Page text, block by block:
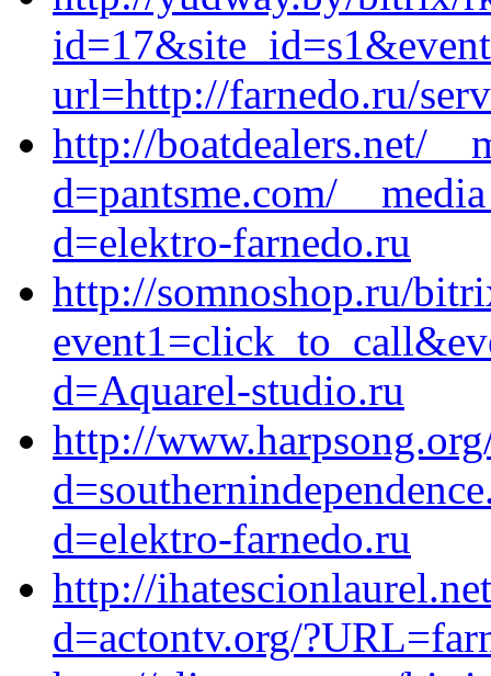
url=http://farnedo.ru/
http://boatdealers.net/
d=pantsme.com/
d=elektro-farnedo.ru
http://somnoshop.ru/
d=Aquarel-studio.ru
http://
d=elektro-farnedo.ru
http://
d=actontv.org/